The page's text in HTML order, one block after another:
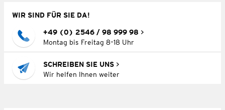
WIR SIND FÜR SIE DA!
+49 (0) 2546 / 98 999 98
Montag bis Freitag 8–18 Uhr
SCHREIBEN SIE UNS
Wir helfen Ihnen weiter